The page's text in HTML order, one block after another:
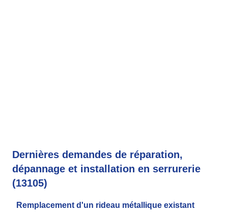
Dernières demandes de réparation,
dépannage et installation en serrurerie
(13105)
Remplacement d'un rideau métallique existant